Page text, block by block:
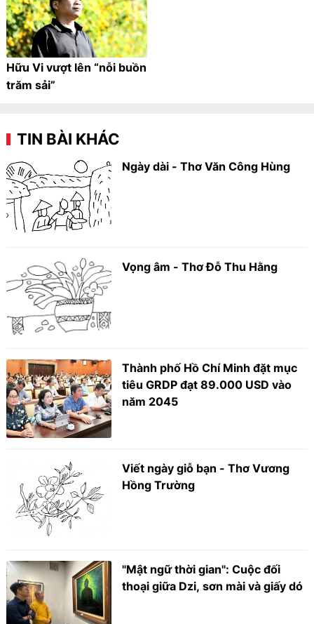
Hữu Vi vượt lên “nỗi buồn
trăm sải”
TIN BÀI KHÁC
Ngày dài - Thơ Văn Công Hùng
Vọng âm - Thơ Đỗ Thu Hằng
Thành phố Hồ Chí Minh đặt mục
tiêu GRDP đạt 89.000 USD vào
năm 2045
Viết ngày giỗ bạn - Thơ Vương
Hồng Trường
"Mật ngữ thời gian": Cuộc đối
thoại giữa Dzi, sơn mài và giấy dó